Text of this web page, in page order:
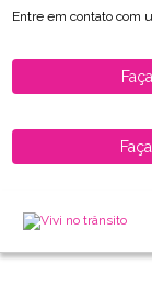
Entre em contato com